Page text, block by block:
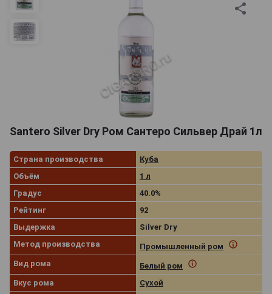
Santero Silver Dry Ром Сантеро Сильвер Драй 1л
Страна производства
Куба
Объём
1 л
Градус
40.0%
Рейтинг
92
Выдержка
Silver Dry
Метод производства
Промышленный ром
Вид рома
Белый ром
Вкус рома
Сухой